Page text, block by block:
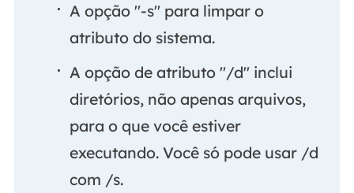
A opção "-s" para limpar o
atributo do sistema.
A opção de atributo "/d" inclui
diretórios, não apenas arquivos,
para o que você estiver
executando. Você só pode usar /d
com /s.